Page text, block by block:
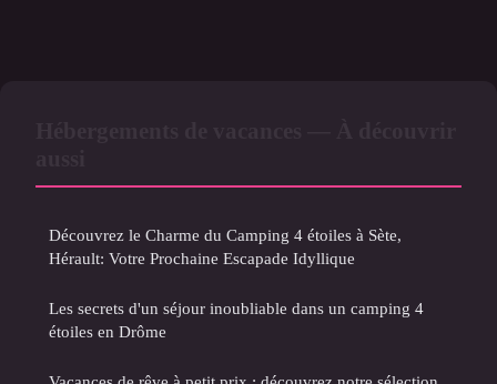
Découvrez le Charme du Camping 4 étoiles à Sète,
Hérault: Votre Prochaine Escapade Idyllique
Les secrets d'un séjour inoubliable dans un camping 4
étoiles en Drôme